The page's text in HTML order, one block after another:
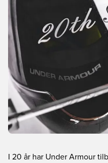
I 20 år har Under Armour